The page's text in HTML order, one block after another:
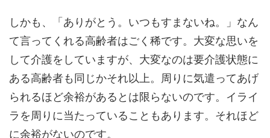
しかも、「ありがとう。いつもすまないね。」なん
て言ってくれる高齢者はごく稀です。大変な思いを
して介護をしていますが、大変なのは要介護状態に
ある高齢者も同じかそれ以上。周りに気遣ってあげ
られるほど余裕があるとは限らないのです。イライ
ラを周りに当たっていることもあります。それほど
に余裕がないのです。